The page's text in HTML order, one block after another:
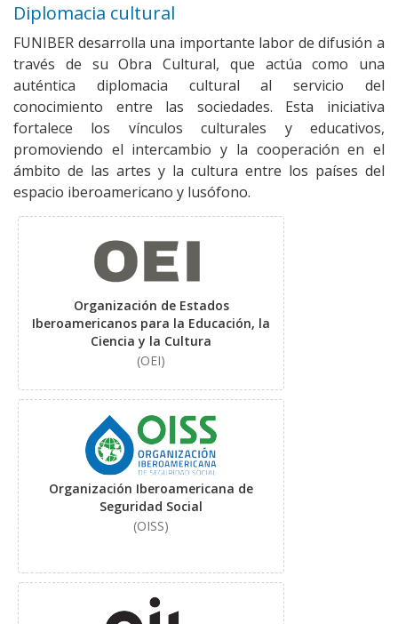
Diplomacia cultural
FUNIBER desarrolla una importante labor de difusión a
través de su Obra Cultural, que actúa como una
auténtica diplomacia cultural al servicio del
conocimiento entre las sociedades. Esta iniciativa
fortalece los vínculos culturales y educativos,
promoviendo el intercambio y la cooperación en el
ámbito de las artes y la cultura entre los países del
espacio iberoamericano y lusófono.
Organización de Estados
Iberoamericanos para la Educación, la
Ciencia y la Cultura
(OEI)
Organización Iberoamericana de
Seguridad Social
(OISS)